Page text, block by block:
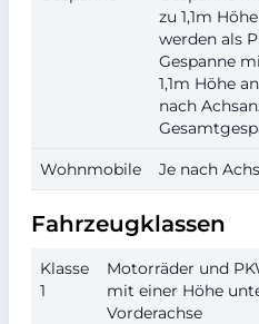
zu 1,1m
werden als
Gespanne
1,1m Höhe
nach
Wohnmobile Je nach
Fahrzeugklassen
Klasse
1
Motorräder und
mit einer Höhe
Vorderachse